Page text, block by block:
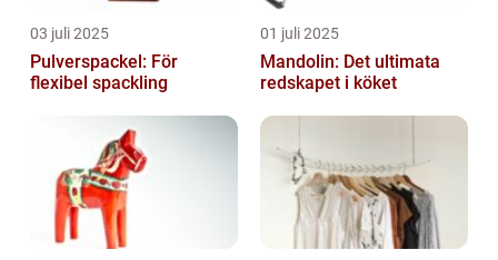
03 juli 2025
Pulverspackel: För
flexibel spackling
01 juli 2025
Mandolin: Det ultimata
redskapet i köket